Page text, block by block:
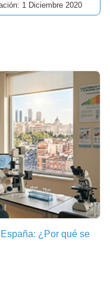
1 Diciembre 2020
¿Por qué se